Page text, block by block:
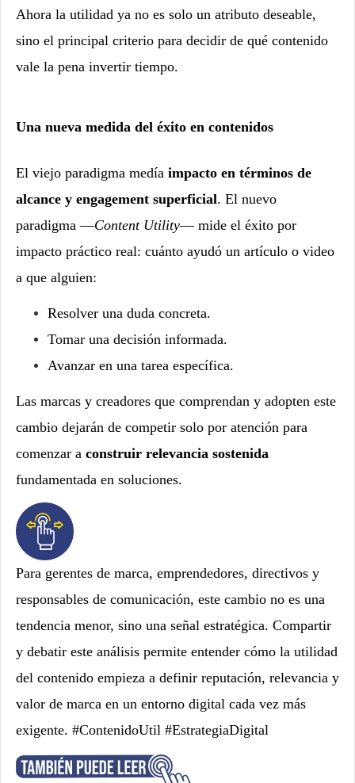
Ahora la utilidad ya no es solo un atributo deseable,
sino el principal criterio para decidir de qué contenido
vale la pena invertir tiempo.
Una nueva medida del éxito en contenidos
El viejo paradigma medía impacto en términos de
alcance y engagement superficial. El nuevo
paradigma —Content Utility— mide el éxito por
impacto práctico real: cuánto ayudó un artículo o video
a que alguien:
Resolver una duda concreta.
Tomar una decisión informada.
Avanzar en una tarea específica.
Las marcas y creadores que comprendan y adopten este
cambio dejarán de competir solo por atención para
comenzar a construir relevancia sostenida
fundamentada en soluciones.
Para gerentes de marca, emprendedores, directivos y
responsables de comunicación, este cambio no es una
tendencia menor, sino una señal estratégica. Compartir
y debatir este análisis permite entender cómo la utilidad
del contenido empieza a definir reputación, relevancia y
valor de marca en un entorno digital cada vez más
exigente. #ContenidoUtil #EstrategiaDigital